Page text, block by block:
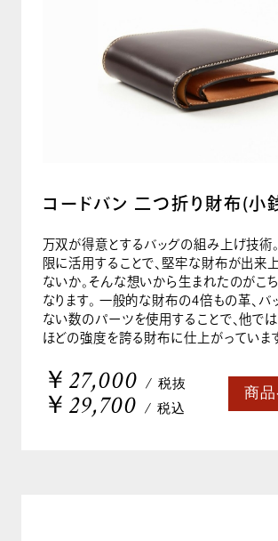
コードバン 二つ折り財布(小
万双が得意とするバッグの組み上げ技術
限に活用することで、堅牢な財布が出来
ないか。そんな想いから生まれたのがこ
なります。 一般的な財布の4倍もの革、バ
ない数のパーツを使用することで、他で
ほどの強度を誇る財布に仕上がっています
￥27,000 / 税抜
￥29,700 / 税込
商